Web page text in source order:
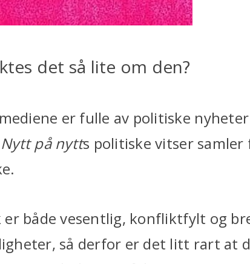
det så lite om den?
er fulle av politiske
Nytt på nytts politiske vitser
er både vesentlig, konfliktfylt og
så derfor er det litt rart at